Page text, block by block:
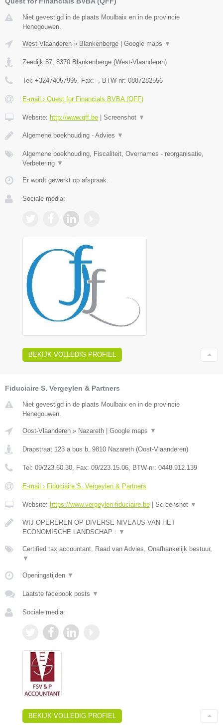
Niet gevestigd in de plaats Moulbaix en in de provincie
Henegouwen.
West-Vlaanderen » Blankenberge Google maps ▼
Zeedijk 57, 8370 Blankenberge (West-Vlaanderen)
Tel: +32474057995, Fax: -, BTW-nr: 0887282556
E-mail › Quest for Financials BVBA (QFF)
Website: http://www.qff.be Screenshot ▼
Algemene boekhouding - Advies ▼
Algemene boekhouding, Fiscaliteit, Overnames - reorganisatie,
Verbetering ▼
Er wordt gewerkt op afspraak.
Sociale media:
BEKIJK VOLLEDIG PROFIEL
Fiduciaire S. Vergeylen & Partners
Niet gevestigd in de plaats Moulbaix en in de provincie
Henegouwen.
Oost-Vlaanderen » Nazareth Google maps ▼
Drapstraat 123 a bus b 9810 Nazareth (Oost-Vlaanderen)
Tel: 09/223.60.30 , Fax: 09/223.15.06 , BTW-nr: 0448.912.139
E-mail › Fiduciaire S. Vergeylen & Partners
Website: https://www.vergeylen-fiduciaire.be Screenshot ▼
WIJ OPEREREN OP DIVERSE NIVEAUS VAN HET
ECONOMISCHE LANDSCHAP : ▼
Certified tax accountant, Raad van Advies, Onafhankelijk bestuur,
▼
Openingstijden ▼
Laatste facebook posts ▼
Sociale media:
BEKIJK VOLLEDIG PROFIEL